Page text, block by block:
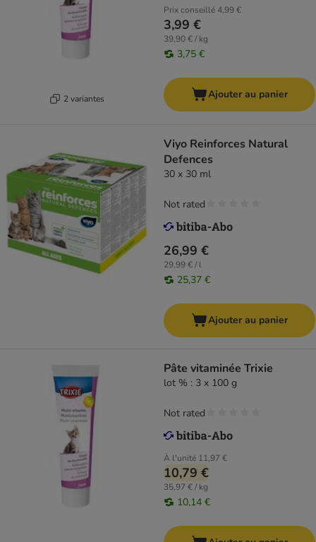
2 variantes
Prix conseillé4,99 €
3,99 €
39,90 € / kg
3,75 €
Ajouter au panier
Viyo Reinforces Natural
Defences
30 x 30 ml
26,99 €
29,99 € / l
25,37 €
Not rated
Ajouter au panier
Pâte vitaminée Trixie
lot % : 3 x 100 g
À l'unité 11,97 €
10,79 €
35,97 € / kg
10,14 €
Not rated